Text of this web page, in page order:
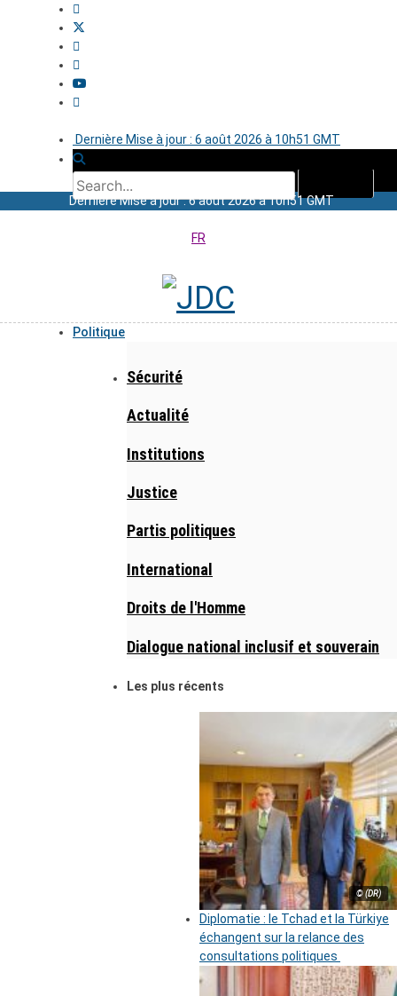
Dernière Mise à jour : 6 août 2026 à 10h51 GMT
Dernière Mise à jour : 6 août 2026 à 10h51 GMT
FR
Politique
Sécurité
Actualité
Institutions
Justice
Partis politiques
International
Droits de l'Homme
Dialogue national inclusif et souverain
Les plus récents
© (DR)
Diplomatie : le Tchad et la Türkiye
échangent sur la relance des
consultations politiques